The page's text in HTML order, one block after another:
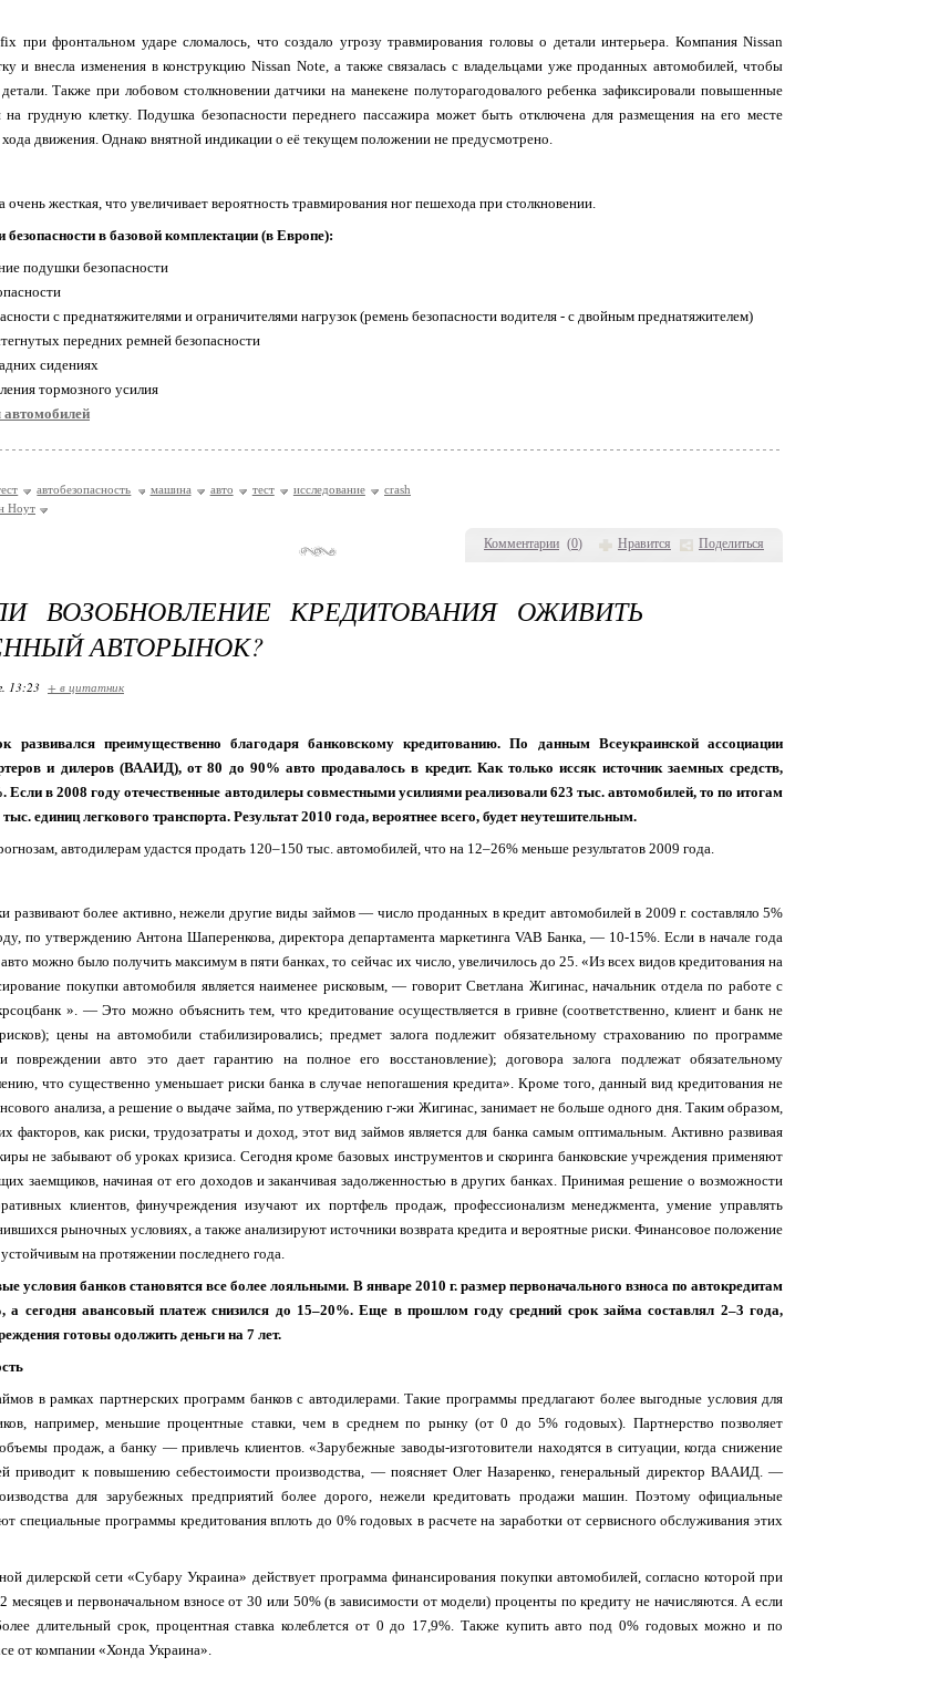
Комментарии (0) Нравится Поделиться
при фронтальном ударе сломалось, что создало угрозу травмирования головы о детали интерьера. Компания Nissan
и внесла изменения в конструкцию Nissan Note, а также связалась с владельцами уже проданных автомобилей, чтобы
Также при лобовом столкновении датчики на манекене полуторагодовалого ребенка зафиксировали повышенные
на грудную клетку. Подушка безопасности переднего пассажира может быть отключена для размещения на его месте
хода движения. Однако внятной индикации о её текущем положении не предусмотрено.
очень жесткая, что увеличивает вероятность травмирования ног пешехода при столкновении.
в базовой комплектации (в Европе):
подушки безопасности
с преднатяжителями и ограничителями нагрузок (ремень безопасности водителя - с двойным преднатяжителем)
передних ремней безопасности
сидениях
тормозного усилия
автобезопасность машина авто тест исследование
crash
Ноут
ВОЗОБНОВЛЕНИЕ КРЕДИТОВАНИЯ ОЖИВИТЬ
АВТОРЫНОК?
13:23 + в цитатник
развивался преимущественно благодаря банковскому кредитованию. По данным Всеукраинской ассоциации
и дилеров (ВААИД), от 80 до 90% авто продавалось в кредит. Как только иссяк источник заемных средств,
Если в 2008 году отечественные автодилеры совместными усилиями реализовали 623 тыс. автомобилей, то по итогам
единиц легкового транспорта. Результат 2010 года, вероятнее всего, будет неутешительным.
автодилерам удастся продать 120–150 тыс. автомобилей, что на 12–26% меньше результатов 2009 года.
развивают более активно, нежели другие виды займов — число проданных в кредит автомобилей в 2009 г. составляло 5%
по утверждению Антона Шаперенкова, директора департамента маркетинга VAB Банка, — 10-15%. Если в начале года
можно было получить максимум в пяти банках, то сейчас их число, увеличилось до 25. «Из всех видов кредитования на
покупки автомобиля является наименее рисковым, — говорит Светлана Жигинас, начальник отдела по работе с
». — Это можно объяснить тем, что кредитование осуществляется в гривне (соответственно, клиент и банк не
цены на автомобили стабилизировались; предмет залога подлежит обязательному страхованию по программе
авто это дает гарантию на полное его восстановление); договора залога подлежат обязательному
что существенно уменьшает риски банка в случае непогашения кредита». Кроме того, данный вид кредитования не
анализа, а решение о выдаче займа, по утверждению г-жи Жигинас, занимает не больше одного дня. Таким образом,
факторов, как риски, трудозатраты и доход, этот вид займов является для банка самым оптимальным. Активно развивая
не забывают об уроках кризиса. Сегодня кроме базовых инструментов и скоринга банковские учреждения применяют
заемщиков, начиная от его доходов и заканчивая задолженностью в других банках. Принимая решение о возможности
клиентов, финучреждения изучают их портфель продаж, профессионализм менеджмента, умение управлять
рыночных условиях, а также анализируют источники возврата кредита и вероятные риски. Финансовое положение
на протяжении последнего года.
условия банков становятся все более лояльными. В январе 2010 г. размер первоначального взноса по автокредитам
а сегодня авансовый платеж снизился до 15–20%. Еще в прошлом году средний срок займа составлял 2–3 года,
готовы одолжить деньги на 7 лет.
в рамках партнерских программ банков с автодилерами. Такие программы предлагают более выгодные условия для
например, меньшие процентные ставки, чем в среднем по рынку (от 0 до 5% годовых). Партнерство позволяет
продаж, а банку — привлечь клиентов. «Зарубежные заводы-изготовители находятся в ситуации, когда снижение
приводит к повышению себестоимости производства, — поясняет Олег Назаренко, генеральный директор ВААИД. —
для зарубежных предприятий более дорого, нежели кредитовать продажи машин. Поэтому официальные
специальные программы кредитования вплоть до 0% годовых в расчете на заработки от сервисного обслуживания этих
дилерской сети «Субару Украина» действует программа финансирования покупки автомобилей, согласно которой при
месяцев и первоначальном взносе от 30 или 50% (в зависимости от модели) проценты по кредиту не начисляются. А если
длительный срок, процентная ставка колеблется от 0 до 17,9%. Также купить авто под 0% годовых можно и по
от компании «Хонда Украина».